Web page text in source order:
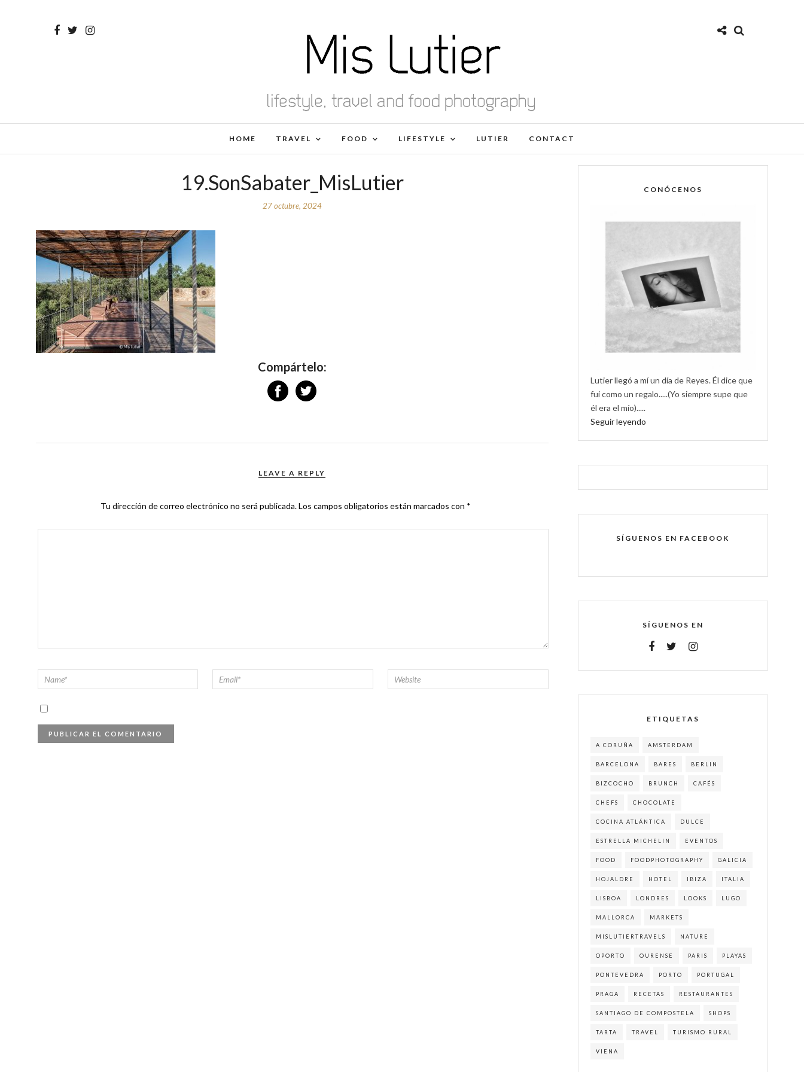
HOME TRAVEL FOOD LIFESTYLE LUTIER CONTACT
19.SonSabater_MisLutier
27 octubre, 2024
Compártelo:
LEAVE A REPLY
Tu dirección de correo electrónico no será publicada.Los campos obligatorios están marcados con *
CONÓCENOS
Lutier llegó a mí un día de Reyes. Él dice que
fui como un regalo.....(Yo siempre supe que
él era el mío).....
Seguir leyendo
SÍGUENOS EN FACEBOOK
SÍGUENOS EN
ETIQUETAS
A CORUÑA AMSTERDAM
BARCELONA BARES BERLIN
BIZCOCHO BRUNCH CAFÉS
CHEFS CHOCOLATE
COCINA ATLÁNTICA DULCE
ESTRELLA MICHELIN EVENTOS
FOOD FOODPHOTOGRAPHY GALICIA
HOJALDRE HOTEL IBIZA ITALIA
LISBOA LONDRES LOOKS LUGO
MALLORCA MARKETS
MISLUTIERTRAVELS NATURE
OPORTO OURENSE PARIS PLAYAS
PONTEVEDRA PORTO PORTUGAL
PRAGA RECETAS RESTAURANTES
SANTIAGO DE COMPOSTELA SHOPS
TARTA TRAVEL TURISMO RURAL
VIENA